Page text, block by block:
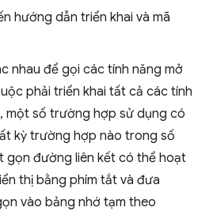
hướng dẫn triển khai và mã
nhau để gọi các tính năng mở
phải triển khai tất cả các tính
một số trường hợp sử dụng có
kỳ trường hợp nào trong số
gọn đường liên kết có thể hoạt
thị bằng phím tắt và đưa
vào bảng nhớ tạm theo